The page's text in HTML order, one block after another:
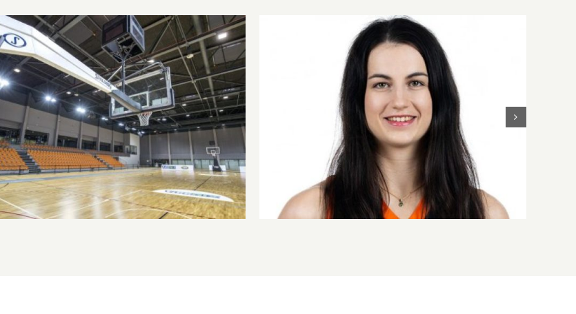
Az Olimpia Sportparkba költözik csapatunk Teljes a keretünk a 2026/27-es szezonra